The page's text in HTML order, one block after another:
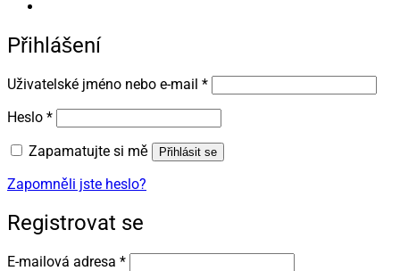
Přihlášení
Uživatelské jméno nebo e-mail *Povinné
Heslo *Povinné
Zapamatujte si mě Přihlásit se
Zapomněli jste heslo?
Registrovat se
E-mailová adresa *Povinné